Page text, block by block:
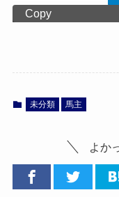
Copy
未分類 馬主
よか